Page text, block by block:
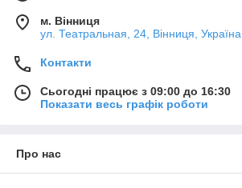
м. Вінниця
ул. Театральная, 24, Вінниця, Україна
Контакти
Сьогодні працює з 09:00 до 16:30
Показати весь графік роботи
Про нас